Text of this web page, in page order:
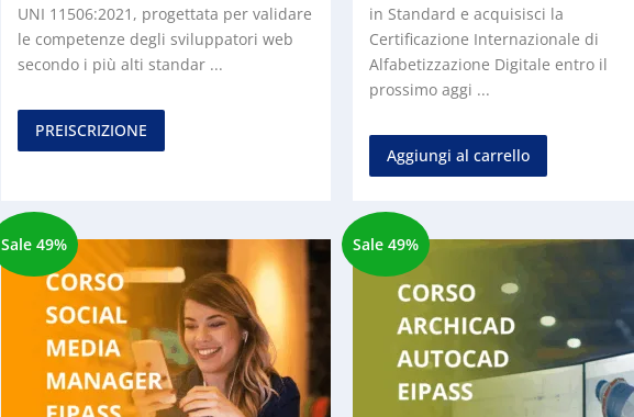
UNI 11506:2021, progettata per validare
le competenze degli sviluppatori web
secondo i più alti standar ...
PREISCRIZIONE
in Standard e acquisisci la
Certificazione Internazionale di
Alfabetizzazione Digitale entro il
prossimo aggi ...
Aggiungi al carrello
Sale 49% Sale 49%